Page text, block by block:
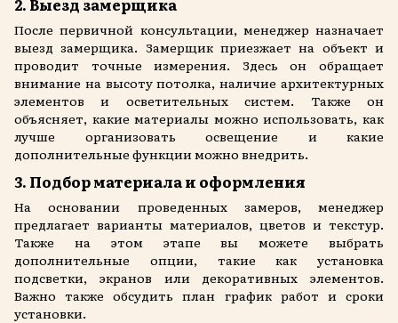
После первичной консультации, менеджер назначает
выезд замерщика. Замерщик приезжает на объект и
проводит точные измерения. Здесь он обращает
внимание на высоту потолка, наличие архитектурных
элементов и осветительных систем. Также он
объясняет, какие материалы можно использовать, как
лучше организовать освещение и какие
дополнительные функции можно внедрить.
3. Подбор материала и оформления
На основании проведенных замеров, менеджер
предлагает варианты материалов, цветов и текстур.
Также на этом этапе вы можете выбрать
дополнительные опции, такие как установка
подсветки, экранов или декоративных элементов.
Важно также обсудить план график работ и сроки
установки.